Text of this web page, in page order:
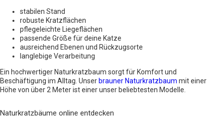
stabilen Stand
robuste Kratzflächen
pflegeleichte Liegeflächen
passende Größe für deine Katze
ausreichend Ebenen und Rückzugsorte
langlebige Verarbeitung
Ein hochwertiger Naturkratzbaum sorgt für Komfort und
Beschäftigung im Alltag. Unserbrauner Naturkratzbaum mit einer
Höhe von über 2 Meter ist einer unser beliebtesten Modelle.
Naturkratzbäume online entdecken